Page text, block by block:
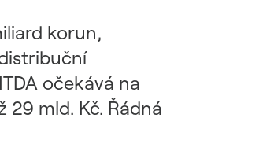
korun,
očekává na
29 mld. Kč. Řádná